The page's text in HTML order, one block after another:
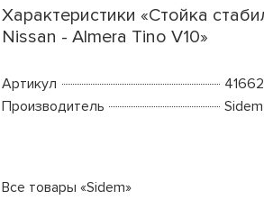
Характеристики «Стойка
Nissan - Almera Tino V10»
Артикул
41662
Производитель
Sidem
Все товары «Sidem»